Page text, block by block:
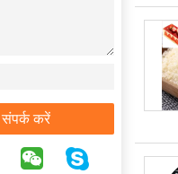
संपर्क करें